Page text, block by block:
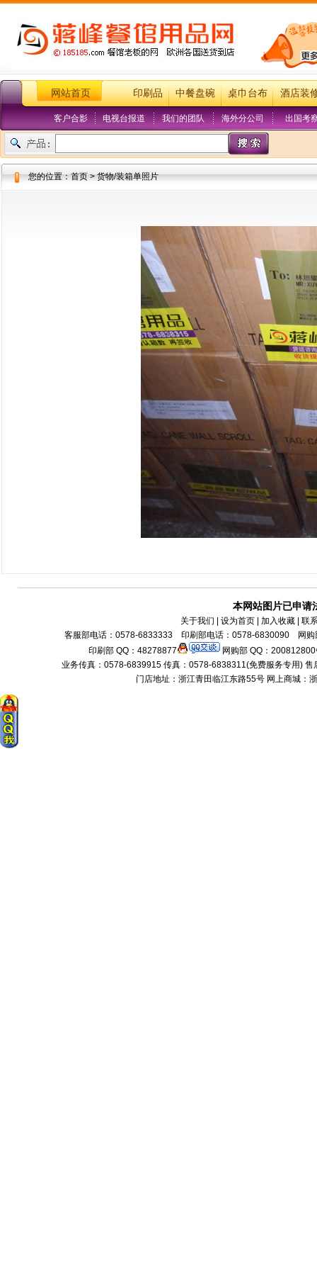
网站首页 印刷品 中餐盘碗 桌巾台布 酒店装
客户合影 电视台报道 我们的团队 海外分公司 出国考
您的位置：首页 > 货物/装箱单照片
本网站图片已申请
关于我们
| 设为首页 | 加入收藏 |
客服部电话：0578-6833333 印刷部电话：0578-6830090 网
印刷部 QQ：48278877
网购部 QQ：200812800
业务传真：0578-6839915 传真：0578-6838311(免费服务专用)
门店地址：浙江青田临江东路55号 网上商城：